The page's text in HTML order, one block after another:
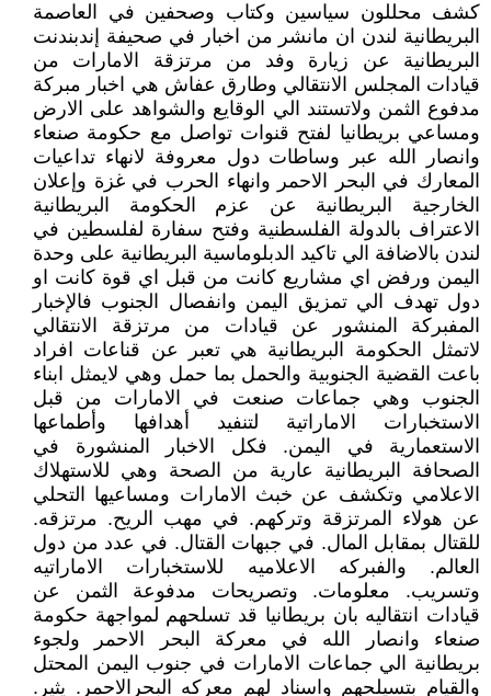
كشف محللون سياسين وكتاب وصحفين في العاصمة
البريطانية لندن ان مانشر من اخبار في صحيفة إندبندنت
البريطانية عن زيارة وفد من مرتزقة الامارات من
قيادات المجلس الانتقالي وطارق عفاش هي اخبار مبركة
مدفوع الثمن ولاتستند الي الوقايع والشواهد على الارض
ومساعي بريطانيا لفتح قنوات تواصل مع حكومة صنعاء
وانصار الله عبر وساطات دول معروفة لانهاء تداعيات
المعارك في البحر الاحمر وانهاء الحرب في غزة وإعلان
الخارجية البريطانية عن عزم الحكومة البريطانية
الاعتراف بالدولة الفلسطنية وفتح سفارة لفلسطين في
لندن بالاضافة الي تاكيد الدبلوماسية البريطانية على وحدة
اليمن ورفض اي مشاريع كانت من قبل اي قوة كانت او
دول تهدف الي تمزيق اليمن وانفصال الجنوب فالإخبار
المفبركة المنشور عن قيادات من مرتزقة الانتقالي
لاتمثل الحكومة البريطانية هي تعبر عن قناعات افراد
باعت القضية الجنوبية والحمل بما حمل وهي لايمثل ابناء
الجنوب وهي جماعات صنعت في الامارات من قبل
الاستخبارات الاماراتية لتنفيد أهدافها وأطماعها
الاستعمارية في اليمن. فكل الاخبار المنشورة في
الصحافة البريطانية عارية من الصحة وهي للاستهلاك
الاعلامي وتكشف عن خبث الامارات ومساعيها التحلي
عن هولاء المرتزقة وتركهم. في مهب الريح. مرتزقه.
للقتال بمقابل المال. في جبهات القتال. في عدد من دول
العالم. والفبركه الاعلاميه للاستخبارات الاماراتيه
وتسريب. معلومات. وتصريحات مدفوعة الثمن عن
قيادات انتقاليه بان بريطانيا قد تسلحهم لمواجهة حكومة
صنعاء وانصار الله في معركة البحر الاحمر ولجوء
بريطانية الي جماعات الامارات في جنوب اليمن المحتل
والقيام بتسيلحهم واسناد لهم معركه البحرالاحمر. يثير.